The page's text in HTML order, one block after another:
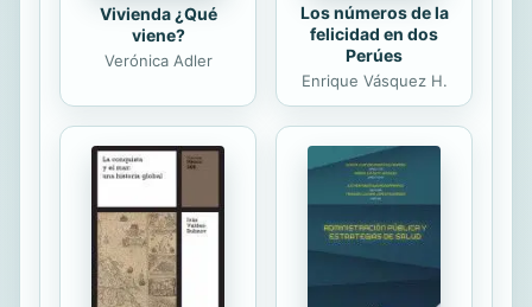
Vivienda ¿Qué
viene?
Verónica Adler
Los números de la
felicidad en dos
Perúes
Enrique Vásquez H.